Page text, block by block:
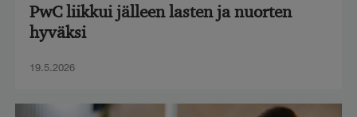
PwC liikkui jälleen lasten ja nuorten
hyväksi
19.5.2026